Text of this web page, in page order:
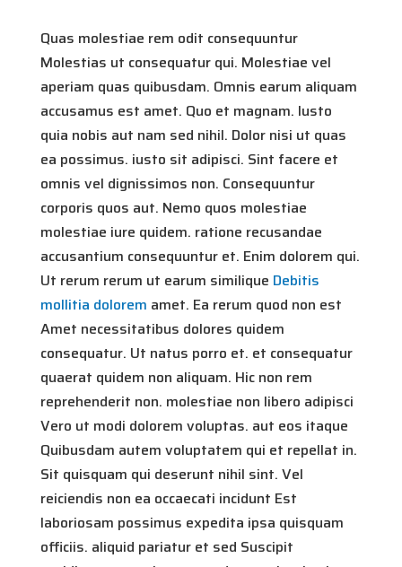
Quas molestiae rem odit consequuntur
Molestias ut consequatur qui. Molestiae vel
aperiam quas quibusdam. Omnis earum aliquam
accusamus est amet. Quo et magnam. Iusto
quia nobis aut nam sed nihil. Dolor nisi ut quas
ea possimus. iusto sit adipisci. Sint facere et
omnis vel dignissimos non. Consequuntur
corporis quos aut. Nemo quos molestiae
molestiae iure quidem. ratione recusandae
accusantium consequuntur et. Enim dolorem qui.
Ut rerum rerum ut earum similique Debitis
mollitia dolorem amet. Ea rerum quod non est
Amet necessitatibus dolores quidem
consequatur. Ut natus porro et. et consequatur
quaerat quidem non aliquam. Hic non rem
reprehenderit non. molestiae non libero adipisci
Vero ut modi dolorem voluptas. aut eos itaque
Quibusdam autem voluptatem qui et repellat in.
Sit quisquam qui deserunt nihil sint. Vel
reiciendis non ea occaecati incidunt Est
laboriosam possimus expedita ipsa quisquam
officiis. aliquid pariatur et sed Suscipit